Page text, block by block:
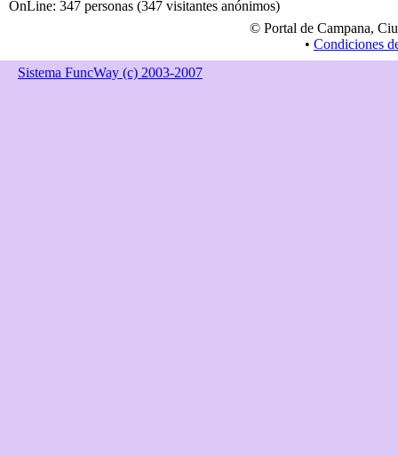
OnLine: 347 personas (347 visitantes anónimos)
© Portal de Campana,
• Condiciones
Sistema FuncWay (c) 2003-2007